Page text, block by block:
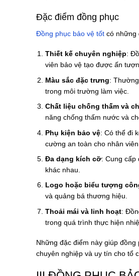
Đặc điểm đồng phục
Đồng phục bảo vệ tốt có những
Thiết kế chuyên nghiệp:
viên bảo vệ tạo được ấn
Màu sắc đặc trưng:
trong môi trường làm việc.
Chất liệu chống thấm và
năng chống thấm nước và
Phụ kiện bảo vệ: Có thể đi
cường an toàn cho nhân
Đa dạng kích cỡ: Cung
khác nhau.
Logo hoặc biểu tượng
và quảng bá thương hiệu.
Thoải mái và linh hoạt:
trong quá trình thực hiện
Những đặc điểm này giúp
chuyên nghiệp và uy tín cho tổ